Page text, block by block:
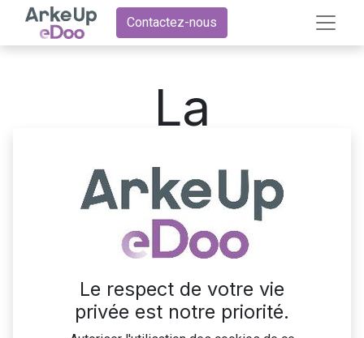
Contactez-nous
La
comptabilité
avec Odoo
Formez-vous à la comptabilité
Le respect de votre vie
privée est notre priorité.